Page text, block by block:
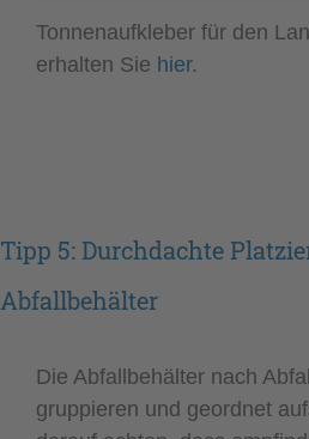
Tonnenaufkleber für den
erhalten Sie hier.
Tipp 5: Durchdachte
Abfallbehälter
Die Abfallbehälter nach
gruppieren und geordnet